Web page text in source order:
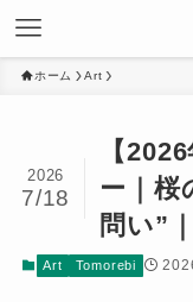
ホーム Art
【
ー｜桜
問い”
2026
7/18
Art Tomorebi